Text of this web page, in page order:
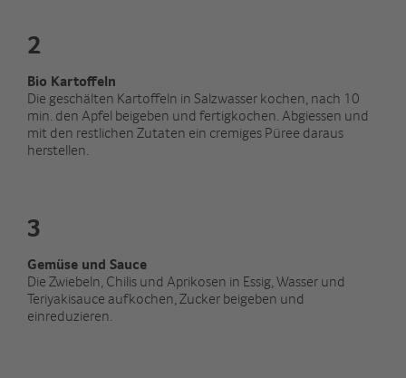
2
Bio Kartoffeln
Die geschälten Kartoffeln in Salzwasser kochen, nach 10
min. den Apfel beigeben und fertigkochen. Abgiessen und
mit den restlichen Zutaten ein cremiges Püree daraus
herstellen.
3
Gemüse und Sauce
Die Zwiebeln, Chilis und Aprikosen in Essig, Wasser und
Teriyakisauce aufkochen, Zucker beigeben und
einreduzieren.